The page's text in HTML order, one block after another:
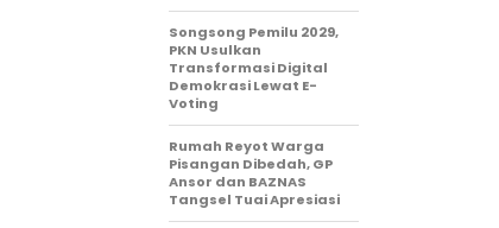
Songsong Pemilu 2029,
PKN Usulkan
Transformasi Digital
Demokrasi Lewat E-
Voting
Rumah Reyot Warga
Pisangan Dibedah, GP
Ansor dan BAZNAS
Tangsel Tuai Apresiasi